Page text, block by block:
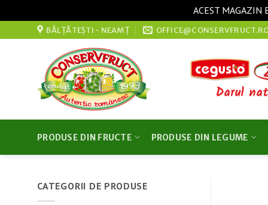
ACEST MAGAZIN
BĂLȚĂTEȘTI - NEAMȚ
Darul
PRODUSE DIN FRUCTE PRODUSE DIN LEGUME
CATEGORII DE PRODUSE